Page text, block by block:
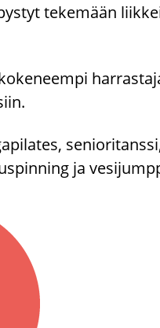
te­ke­mään
ja